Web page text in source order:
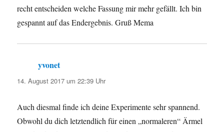
recht entscheiden welche Fassung mir mehr gefällt. Ich bin
gespannt auf das Endergebnis. Gruß Mema
yvonetsagt:
14. August 2017 um 22:39 Uhr
Auch diesmal finde ich deine Experimente sehr spannend.
Obwohl du dich letztendlich für einen „normaleren“ Ärmel